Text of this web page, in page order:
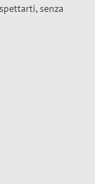
senza